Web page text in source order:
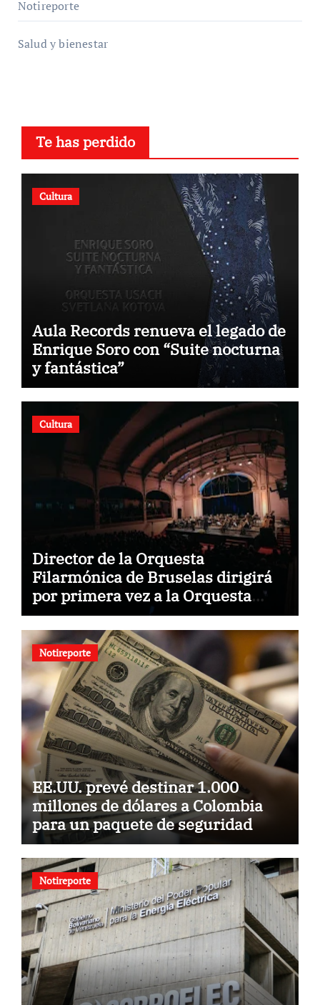
Notireporte
Salud y bienestar
Te has perdido
Cultura
Aula Records renueva el legado de
Enrique Soro con “Suite nocturna
y fantástica”
Cultura
Director de la Orquesta
Filarmónica de Bruselas dirigirá
por primera vez a la Orquesta
Usach
Notireporte
EE.UU. prevé destinar 1.000
millones de dólares a Colombia
para un paquete de seguridad
Notireporte